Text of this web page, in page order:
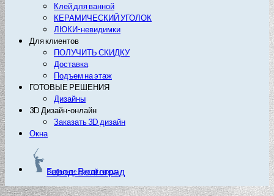
Клей для ванной
КЕРАМИЧЕСКИЙ УГОЛОК
ЛЮКИ-невидимки
Для клиентов
ПОЛУЧИТЬ СКИДКУ
Доставка
Подъем на этаж
ГОТОВЫЕ РЕШЕНИЯ
Дизайны
3D Дизайн-онлайн
Заказать 3D дизайн
Окна
Город: Волгоград
Выберите другой город